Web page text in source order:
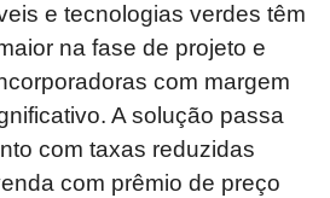
e tecnologias verdes têm
na fase de projeto e
com margem
A solução passa
com taxas reduzidas
com prêmio de preço